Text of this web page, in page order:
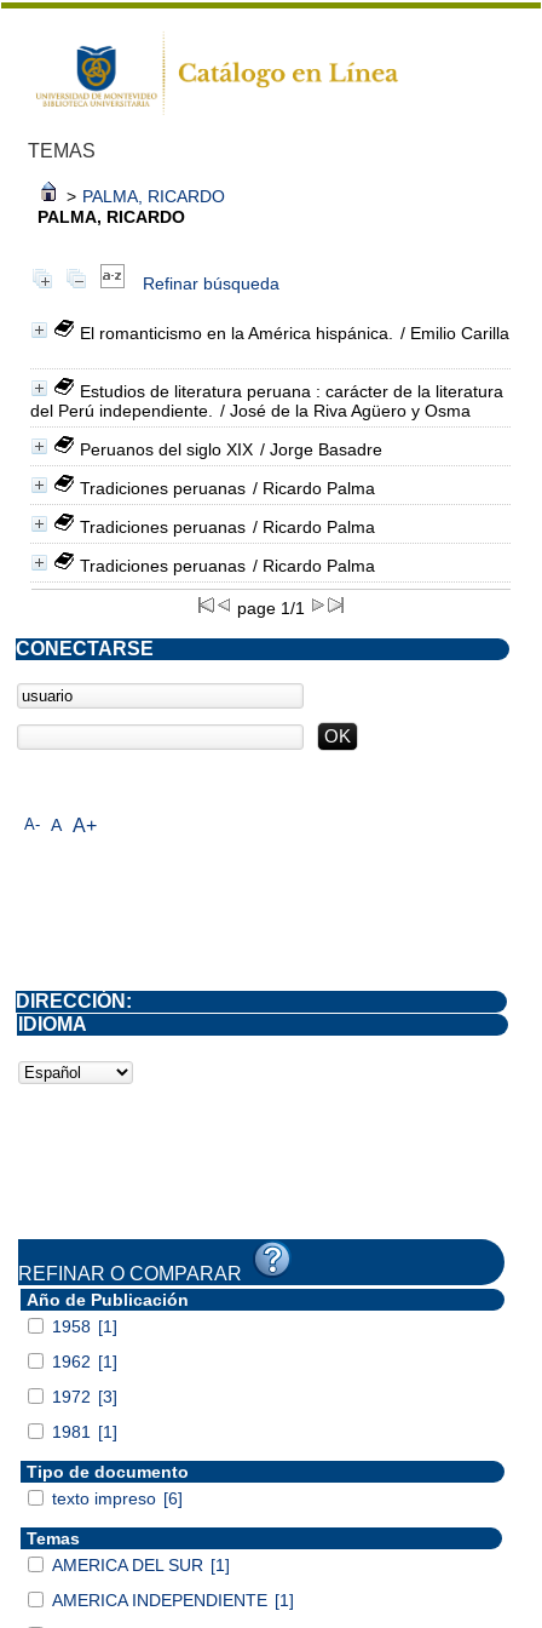
TEMAS
> PALMA, RICARDO
PALMA, RICARDO
Refinar búsqueda
El romanticismo en la América hispánica. / Emilio Carilla
Estudios de literatura peruana : carácter de la literatura
del Perú independiente.
/ José de la Riva Agüero y Osma
Peruanos del siglo XIX / Jorge Basadre
Tradiciones peruanas / Ricardo Palma
Tradiciones peruanas / Ricardo Palma
Tradiciones peruanas / Ricardo Palma
page 1/1
A- A A+
CONECTARSE
DIRECCIÓN:
IDIOMA
REFINAR O COMPARAR
Año de Publicación
1958 [1]
1962 [1]
1972 [3]
1981
[1]
Tipo de documento
texto impreso [6]
Temas
AMERICA DEL SUR [1]
AMERICA INDEPENDIENTE [1]